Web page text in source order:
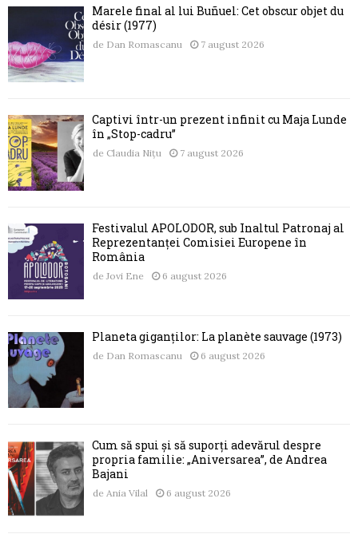
Marele final al lui Buñuel: Cet obscur objet du
désir (1977)
de Dan Romascanu 7 august 2026
Captivi într-un prezent infinit cu Maja Lunde
în „Stop-cadru”
de Claudia Nițu 7 august 2026
Festivalul APOLODOR, sub Înaltul Patronaj al
Reprezentanței Comisiei Europene în
România
de Jovi Ene 6 august 2026
Planeta giganților: La planète sauvage (1973)
de Dan Romascanu 6 august 2026
Cum să spui și să suporți adevărul despre
propria familie: „Aniversarea”, de Andrea
Bajani
de Ania Vilal 6 august 2026